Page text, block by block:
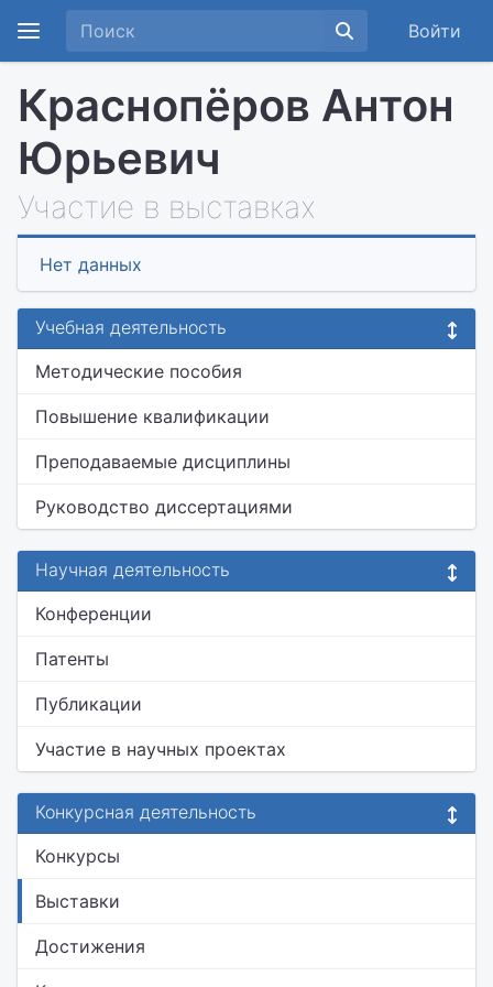
Войти
Краснопёров Антон
Юрьевич
Участие в выставках
Нет данных
Учебная деятельность
Методические пособия
Повышение квалификации
Преподаваемые дисциплины
Руководство диссертациями
Научная деятельность
Конференции
Патенты
Публикации
Участие в научных проектах
Конкурсная деятельность
Конкурсы
Выставки
Достижения